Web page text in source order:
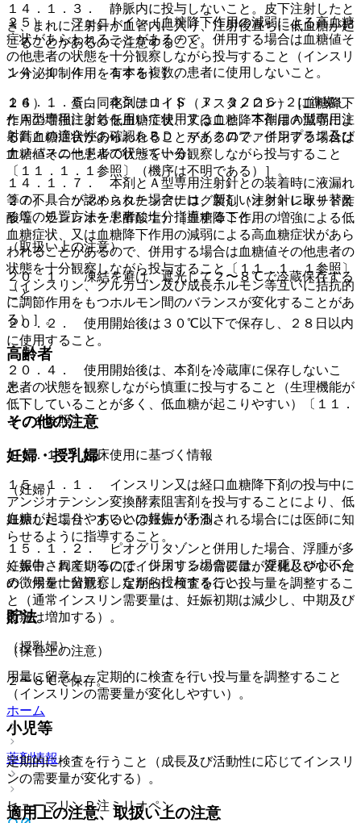
１４．１．３． 静脈内に投与しないこと。皮下注射したと
き、まれに注射針が血管内に入り、注射後直ちに低血糖が起
こることがあるので注意すること。
１４．１．４． １本を複数の患者に使用しないこと。
１４．１．６． 本剤はＪＩＳ Ｔ ３２２６−２に準拠し
たＡ型専用注射針を用いて使用すること。本剤はＡ型専用注
射針との適合性の確認をＢＤ マイクロファインプラス及び
ナノパスニードルで行っている。
１４．１．７． 本剤とＡ型専用注射針との装着時に液漏れ
等の不具合が認められた場合には、新しい注射針に取り替え
る等の処置方法を患者に十分指導すること。
（取扱い上の注意）
２０．１． 凍結を避け、遮光して２〜８℃で冷蔵保存する
こと。
２０．２． 使用開始後は３０℃以下で保存し、２８日以内
に使用すること。
２０．４． 使用開始後は、本剤を冷蔵庫に保存しないこ
と。
その他の注意
１５．１． 臨床使用に基づく情報
１５．１．１． インスリン又は経口血糖降下剤の投与中に
アンジオテンシン変換酵素阻害剤を投与することにより、低
血糖が起こりやすいとの報告がある。
１５．１．２． ピオグリタゾンと併用した場合、浮腫が多
く報告されているので、併用する場合には、浮腫及び心不全
の徴候を十分観察しながら投与すること。
貯法
（保管上の注意）
２〜８℃で保存。
ホーム
薬剤情報
ヒューマリンＲ注ミリオペン
２５）． フェニトイン［血糖降下作用の減弱による高血糖
症状があらわれることがあるので、併用する場合は血糖値そ
の他患者の状態を十分観察しながら投与すること（インスリ
ン分泌抑制作用を有する）］。
２６）． 蛋白同化ステロイド（メスタノロン）［血糖降下
作用の増強による低血糖症状、又は血糖降下作用の減弱によ
る高血糖症状があらわれることがあるので、併用する場合は
血糖値その他患者の状態を十分観察しながら投与すること
〔１１．１．１参照〕（機序は不明である）］。
２７）． ソマトスタチンアナログ製剤（オクトレオチド酢
酸塩、ランレオチド酢酸塩）［血糖降下作用の増強による低
血糖症状、又は血糖降下作用の減弱による高血糖症状があら
われることがあるので、併用する場合は血糖値その他患者の
状態を十分観察しながら投与すること〔１１．１．１参照〕
（インスリン、グルカゴン及び成長ホルモン等互いに拮抗的
に調節作用をもつホルモン間のバランスが変化することがあ
る）］。
高齢者
患者の状態を観察しながら慎重に投与すること（生理機能が
低下していることが多く、低血糖が起こりやすい）〔１１．
１．１参照〕。
妊婦・授乳婦
（妊婦）
妊娠した場合、あるいは妊娠が予測される場合には医師に知
らせるように指導すること。
妊娠中、周産期等にはインスリンの需要量が変化しやすいた
め、用量に留意し、定期的に検査を行い投与量を調整するこ
と（通常インスリン需要量は、妊娠初期は減少し、中期及び
後期は増加する）。
（授乳婦）
用量に留意し、定期的に検査を行い投与量を調整すること
（インスリンの需要量が変化しやすい）。
小児等
定期的に検査を行うこと（成長及び活動性に応じてインスリ
ンの需要量が変化する）。
適用上の注意、取扱い上の注意